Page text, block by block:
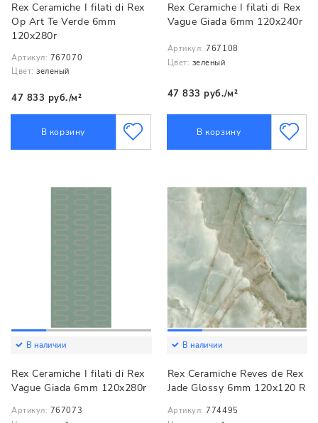
Rex Ceramiche I filati di Rex
Op Art Te Verde 6mm
120x280r
Артикул: 767070
Цвет: зеленый
47 833 руб./м²
В корзину
Rex Ceramiche I filati di Rex
Vague Giada 6mm 120x240r
Артикул: 767108
Цвет: зеленый
47 833 руб./м²
В корзину
В наличии
Rex Ceramiche I filati di Rex
Vague Giada 6mm 120x280r
Артикул: 767073
В наличии
Rex Ceramiche Reves de Rex
Jade Glossy 6mm 120x120 R
Артикул: 774495